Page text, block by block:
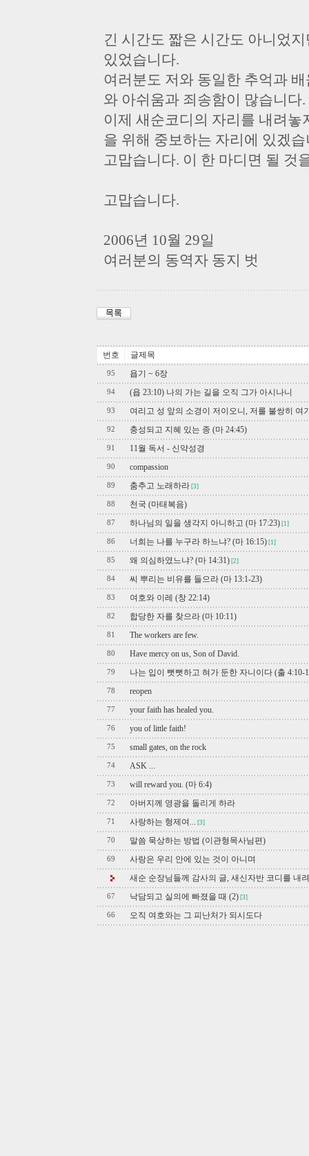
긴 시간도 짧은 시간도 아니었
있었습니다.
여러분도 저와 동일한 추억과
와 아쉬움과 죄송함이 많습니다.
이제 새순코디의 자리를 내려
을 위해 중보하는 자리에 있겠습
고맙습니다. 이 한 마디면 될 것
고맙습니다.
2006년 10월 29일
여러분의 동역자 동지 벗
번호 글제목
95 욥기 ~ 6장
94 (욥 23:10) 나의 가는 길을 오직 그가 아시나니
93 여리고 성 앞의 소경이 저이오니, 저를 불쌍히 여
92 충성되고 지혜 있는 종 (마 24:45)
91 11월 독서 - 신약성경
90 compassion
89 춤추고 노래하라 [3]
88 천국 (마태복음)
87 하나님의 일을 생각지 아니하고 (마 17:23) [1]
86 너희는 나를 누구라 하느냐? (마 16:15) [1]
85 왜 의심하였느냐? (마 14:31) [2]
84 씨 뿌리는 비유를 들으라 (마 13:1-23)
83 여호와 이레 (창 22:14)
82 합당한 자를 찾으라 (마 10:11)
81 The workers are few.
80 Have mercy on us, Son of David.
79 나는 입이 뻣뻣하고 혀가 둔한 자니이다 (출 4:10-
78 reopen
77 your faith has healed you.
76 you of little faith!
75 small gates, on the rock
74 ASK ...
73 will reward you. (마 6:4)
72 아버지께 영광을 돌리게 하라
71 사랑하는 형제여... [3]
70 말씀 묵상하는 방법 (이관형목사님편)
69
사랑은 우리 안에 있는 것이 아니며
새순 순장님들께 감사의 글, 새신자반 코디를 내
67 낙담되고 실의에 빠졌을 때 (2) [3]
66 오직 여호와는 그 피난처가 되시도다